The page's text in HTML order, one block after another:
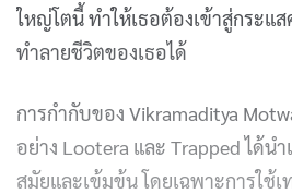
ใหญ่โตนี้ ทำให้เธอต้องเข้าสู่กระแ
ทำลายชีวิตของเธอได้
การกำกับของ Vikramaditya
อย่าง Lootera และ Trapped ได้น
สมัยและเข้มข้น โดยเฉพาะการใช้